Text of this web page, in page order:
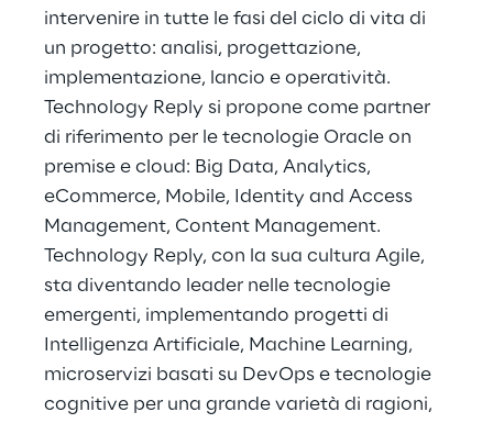
intervenire in tutte le fasi del ciclo di vita di
un progetto: analisi, progettazione,
implementazione, lancio e operatività.
Technology Reply si propone come partner
di riferimento per le tecnologie Oracle on
premise e cloud: Big Data, Analytics,
eCommerce, Mobile, Identity and Access
Management, Content Management.
Technology Reply, con la sua cultura Agile,
sta diventando leader nelle tecnologie
emergenti, implementando progetti di
Intelligenza Artificiale, Machine Learning,
microservizi basati su DevOps e tecnologie
cognitive per una grande varietà di ragioni,